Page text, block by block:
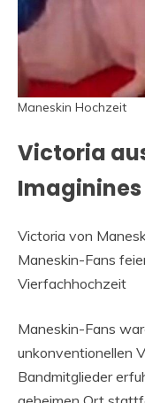
Maneskin Hochzeit
Victoria
Imaginines
Victoria von
Maneskin-Fans
Vierfachhochzeit
Maneskin-Fans
unkonventionellen
Bandmitglieder